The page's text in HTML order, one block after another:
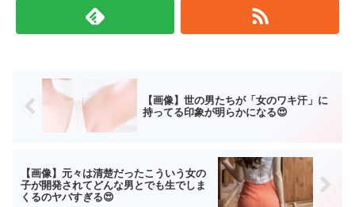
【画像】世の男たちが「女のワキ汗」に
持ってる印象が明らかになる😍
【画像】元々は清楚だったこういう女の
子が開発されてどんな男とでも生でしま
くるのヤバすぎる😍